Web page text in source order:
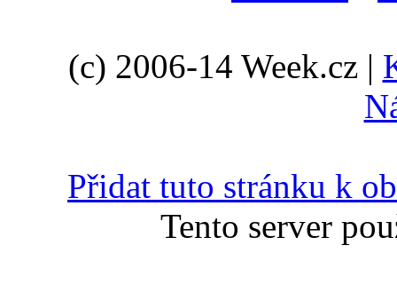
(c) 2006-14 Week.cz |
Přidat tuto stránku k
Tento server